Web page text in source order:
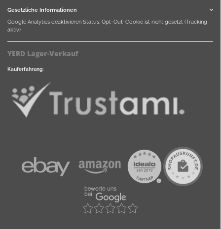
Gesetzliche Informationen
Google Analytics deaktivieren Status: Opt-Out-Cookie ist nicht gesetzt (Tracking
aktiv)
YERD Lager-Verkauf
Kauferfahrung: